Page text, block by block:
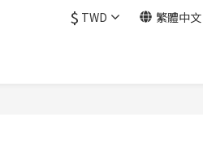
$ TWD 繁體中文